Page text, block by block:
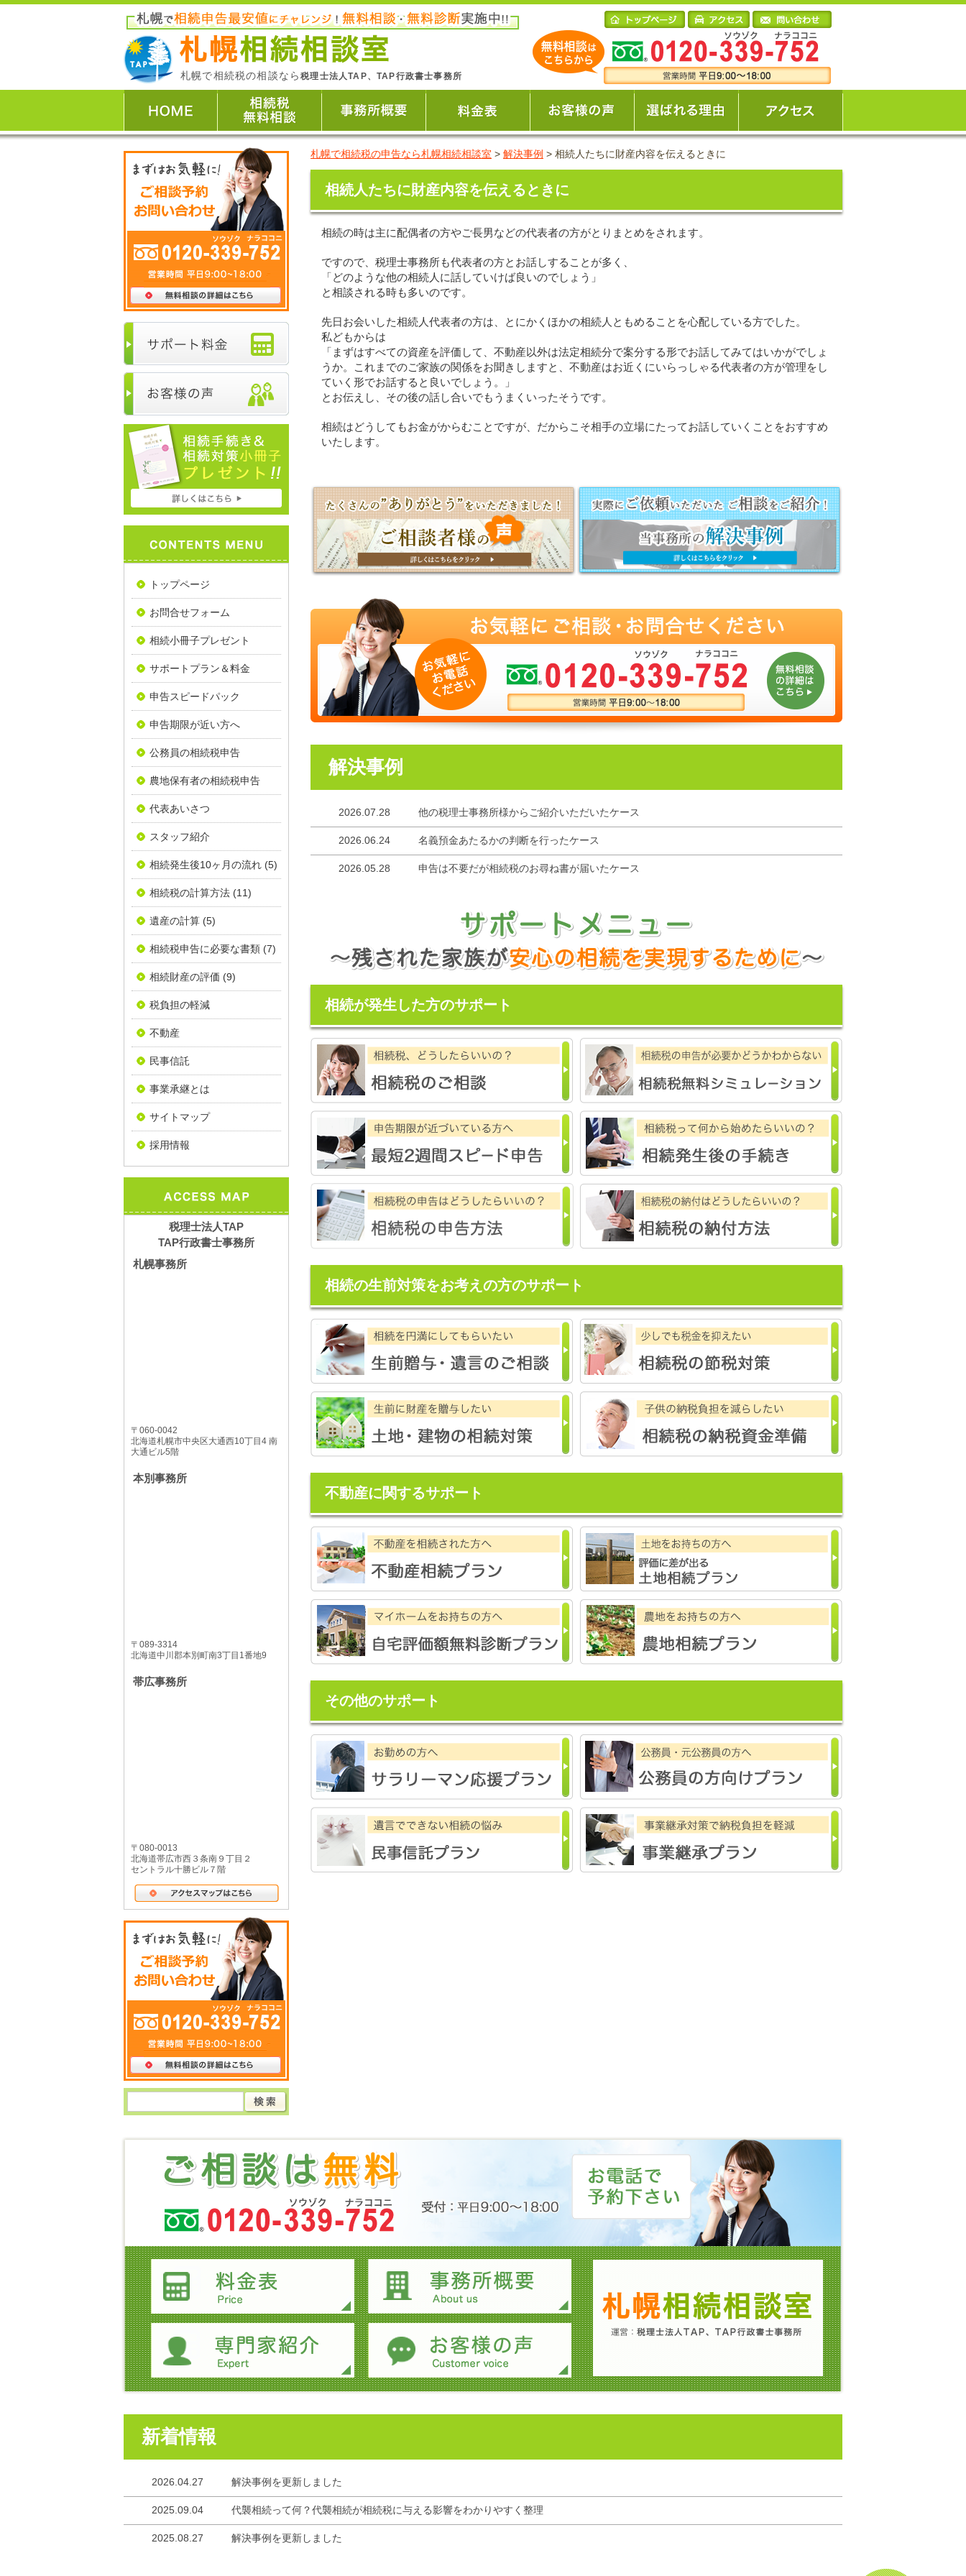
札幌で相続税の相談なら税理士法人TAP、TAP行政書士事務所
札幌で相続税の申告なら札幌相続相談室 > 解決事例 > 相続人たちに財産内容を伝えるときに
相続人たちに財産内容を伝えるときに
相続の時は主に配偶者の方やご長男などの代表者の方がとりまとめをされます。
ですので、税理士事務所も代表者の方とお話しすることが多く、
「どのような他の相続人に話していけば良いのでしょう」
と相談される時も多いのです。
先日お会いした相続人代表者の方は、とにかくほかの相続人ともめることを心配している方でした。
私どもからは
「まずはすべての資産を評価して、不動産以外は法定相続分で案分する形でお話してみてはいかがでしょ
うか。これまでのご家族の関係をお聞きしますと、不動産はお近くにいらっしゃる代表者の方が管理をし
ていく形でお話すると良いでしょう。」
とお伝えし、その後の話し合いでもうまくいったそうです。
相続はどうしてもお金がからむことですが、だからこそ相手の立場にたってお話していくことをおすすめ
いたします。
解決事例
2026.07.28 他の税理士事務所様からご紹介いただいたケース
2026.06.24 名義預金あたるかの判断を行ったケース
2026.05.28 申告は不要だが相続税のお尋ね書が届いたケース
相続が発生した方のサポート
相続の生前対策をお考えの方のサポート
不動産に関するサポート
その他のサポート
トップページ
お問合せフォーム
相続小冊子プレゼント
サポートプラン＆料金
申告スピードパック
申告期限が近い方へ
公務員の相続税申告
農地保有者の相続税申告
代表あいさつ
スタッフ紹介
相続発生後10ヶ月の流れ (5)
相続税の計算方法 (11)
遺産の計算 (5)
相続税申告に必要な書類 (7)
相続財産の評価 (9)
税負担の軽減
不動産
民事信託
事業承継とは
サイトマップ
採用情報
税理士法人TAP
TAP行政書士事務所
札幌事務所
〒060-0042
北海道札幌市中央区大通西10丁目4 南
大通ビル5階
本別事務所
〒089-3314
北海道中川郡本別町南3丁目1番地9
帯広事務所
〒080-0013
北海道帯広市西３条南９丁目２
セントラル十勝ビル７階
新着情報
2026.04.27 解決事例を更新しました
2025.09.04 代襲相続って何？代襲相続が相続税に与える影響をわかりやすく整理
2025.08.27 解決事例を更新しました